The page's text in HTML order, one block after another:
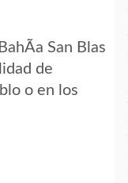
San Blas
de
o en los